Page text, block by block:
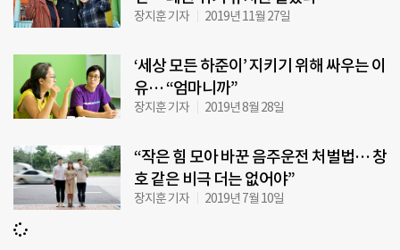
장지훈 기자 2019년 11월 27일
‘세상 모든 하준이’ 지키기 위해 싸우는 이
유… “엄마니까”
장지훈 기자 2019년 8월 28일
“작은 힘 모아 바꾼 음주운전 처벌법… 창
호 같은 비극 더는 없어야”
장지훈 기자 2019년 7월 10일